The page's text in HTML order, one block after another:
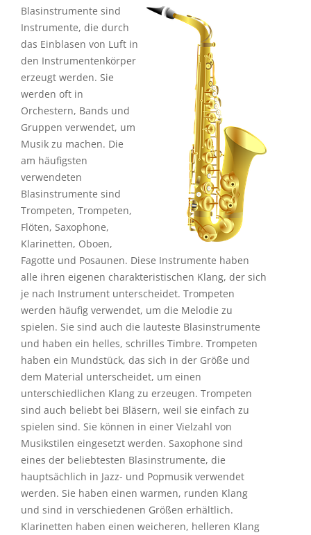
Blasinstrumente sind
Instrumente, die durch
das Einblasen von Luft in
den Instrumentenkörper
erzeugt werden. Sie
werden oft in
Orchestern, Bands und
Gruppen verwendet, um
Musik zu machen. Die
am häufigsten
verwendeten
Blasinstrumente sind
Trompeten, Trompeten,
Flöten, Saxophone,
Klarinetten, Oboen,
Fagotte und Posaunen. Diese Instrumente haben
alle ihren eigenen charakteristischen Klang, der sich
je nach Instrument unterscheidet. Trompeten
werden häufig verwendet, um die Melodie zu
spielen. Sie sind auch die lauteste Blasinstrumente
und haben ein helles, schrilles Timbre. Trompeten
haben ein Mundstück, das sich in der Größe und
dem Material unterscheidet, um einen
unterschiedlichen Klang zu erzeugen. Trompeten
sind auch beliebt bei Bläsern, weil sie einfach zu
spielen sind. Sie können in einer Vielzahl von
Musikstilen eingesetzt werden. Saxophone sind
eines der beliebtesten Blasinstrumente, die
hauptsächlich in Jazz- und Popmusik verwendet
werden. Sie haben einen warmen, runden Klang
und sind in verschiedenen Größen erhältlich.
Klarinetten haben einen weicheren, helleren Klang